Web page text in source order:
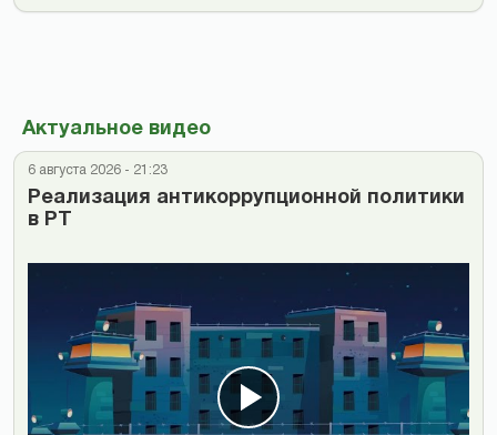
Актуальное видео
6 августа 2026 - 21:23
Реализация антикоррупционной политики
в РТ